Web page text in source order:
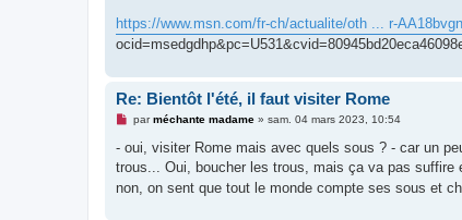
u
https://www.msn.com/fr-ch/actualite/oth ... r-AA18bvgn
Re: Bientôt l'été, il faut visiter Rome
M
s
a
g
e
parméchante madame» sam. 04 mars 2023, 10:54
- oui, visiter Rome mais avec quels sous ? - car un
trous... Oui, boucher les trous, mais ça va pas
non, on sent que tout le monde compte ses sous et